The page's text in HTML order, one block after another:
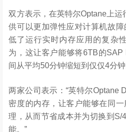
双方表示，在英特尔Optane上运
供可以更加弹性应对计算机故
低了运行实时内存应用的复杂
为，这让客户能够将6TB的
间从平均50分钟缩短到仅仅4分钟
两家公司表示：“英特尔Optane
密度的内存，让客户能够在同
理，从而节省成本并为切换到S/
能。”